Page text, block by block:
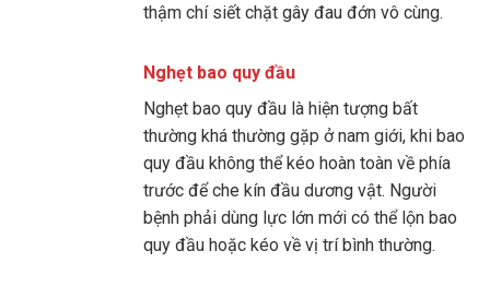
thậm chí siết chặt gây đau đớn vô cùng.
Nghẹt bao quy đầu
Nghẹt bao quy đầu là hiện tượng bất
thường khá thường gặp ở nam giới, khi bao
quy đầu không thể kéo hoàn toàn về phía
trước để che kín đầu dương vật. Người
bệnh phải dùng lực lớn mới có thể lộn bao
quy đầu hoặc kéo về vị trí bình thường.